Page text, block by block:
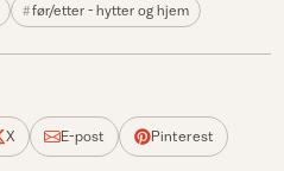
før/etter - hytter og hjem
X E-post Pinterest